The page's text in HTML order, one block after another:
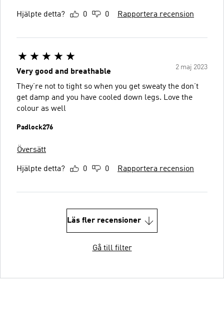
Hjälpte detta? 0 0 Rapportera recension
2 maj 2023
Very good and breathable
They’re not to tight so when you get sweaty the don’t
get damp and you have cooled down legs. Love the
colour as well
Padlock276
Översätt
Hjälpte detta? 0 0 Rapportera recension
Läs fler recensioner
Gå till filter